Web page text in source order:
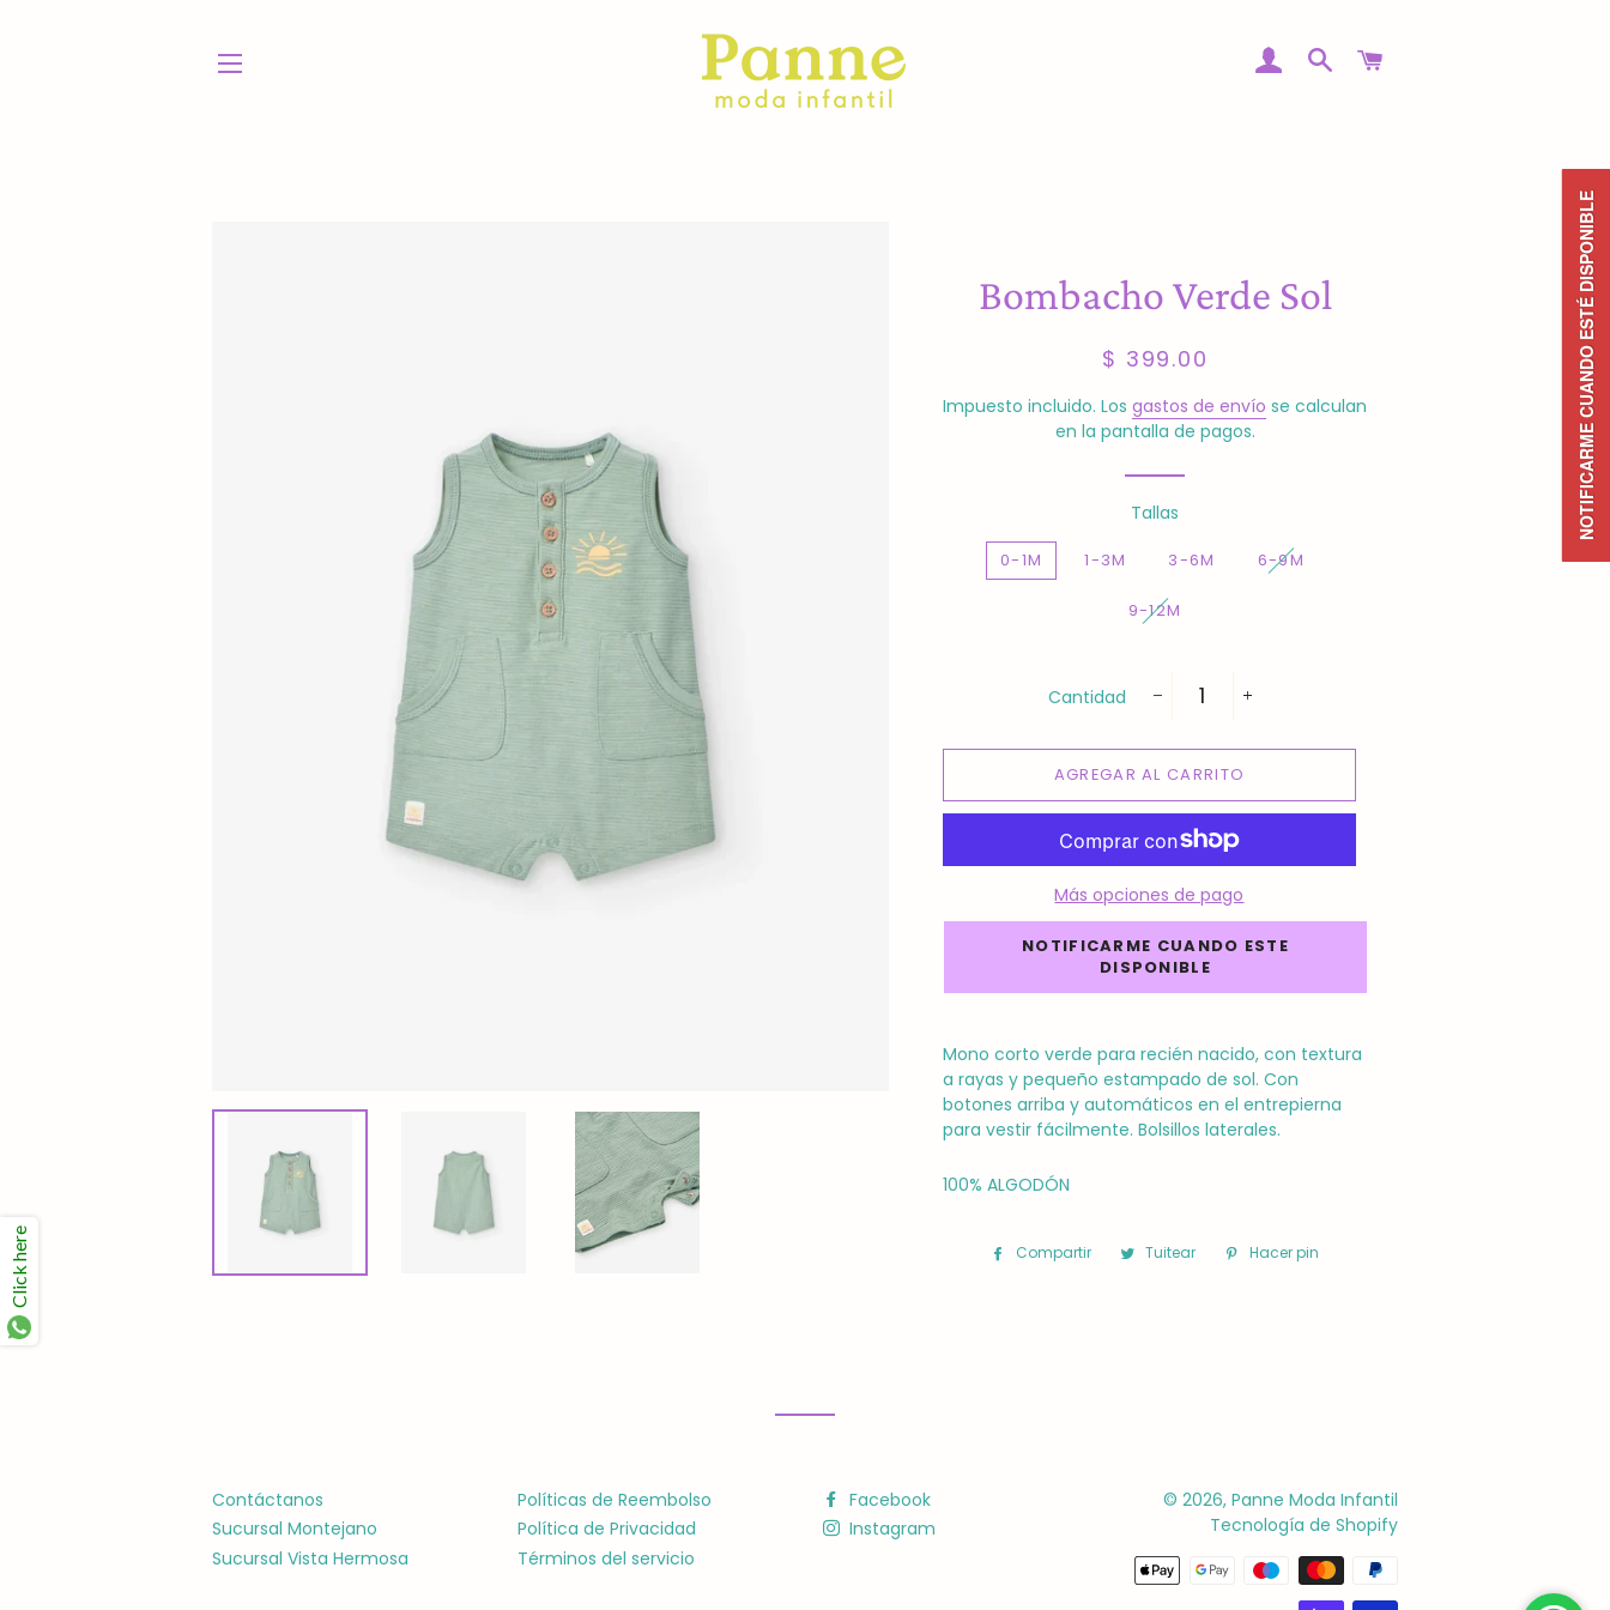
INGRESARBUSCAR
Bombacho Verde Sol
Precio
Precio
venta
$ 399.00
Impuesto incluido. Losgastos de envío se calculan
en la pantalla de pagos.
Tallas
0-1M 1-3M 3-6M 6-9M
9-12M
Cantidad
AGREGAR AL CARRITO
Más opciones de pago
NOTIFICARME CUANDO ESTE
DISPONIBLE
Mono corto verde para recién nacido, con textura
a rayas y pequeño estampado de sol. Con
botones arriba y automáticos en el entrepierna
para vestir fácilmente. Bolsillos laterales.
100% ALGODÓN
Compartir
Compartir
Tuitear
TuitearHacer pin
Contáctanos
Sucursal Montejano
Sucursal Vista Hermosa
Políticas de Reembolso
Política de Privacidad
Términos del servicio
Facebook
Instagram
© 2026, Panne Moda Infantil
Tecnología de Shopify
NOTIFICARME CUANDO ESTÉ DISPONIBLE
Click here